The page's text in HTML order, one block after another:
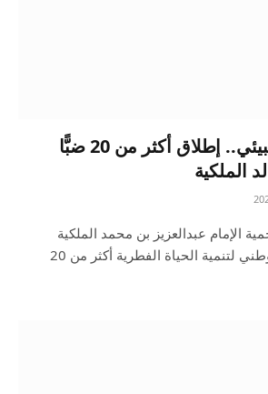
لحماية التوازن البيئي.. إطلاق أكثر من 20 ضبًّا
الملكية
الإمام عبدالعزيز بن محمد الملكية
بالتعاون مع المركز الوطني لتنمية الحياة الفطرية أكثر من 20